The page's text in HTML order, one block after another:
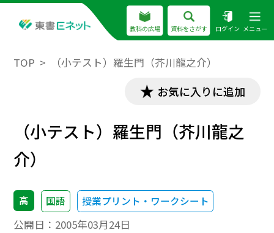
教科の広場 資料をさがす ログイン メニュー
TOP （小テスト）羅生門（芥川龍之介）
お気に入りに追加
（小テスト）羅生門（芥川龍之
介）
高 国語 授業プリント・ワークシート
公開日： 2005年03月24日